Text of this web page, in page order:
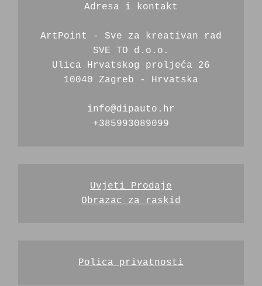
Adresa i kontakt
ArtPoint - Sve za kreativan rad
SVE TO d.o.o.
Ulica Hrvatskog proljeća 26
10040 Zagreb - Hrvatska
info@dipauto.hr
+385993089099
Uvjeti Prodaje
Obrazac za raskid
Polica privatnosti